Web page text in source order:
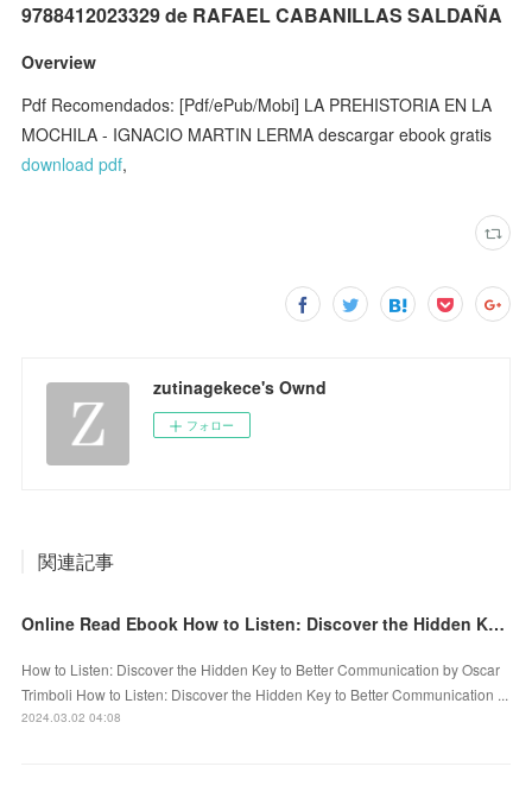
9788412023329 de RAFAEL CABANILLAS SALDAÑA
Overview
Pdf Recomendados: [Pdf/ePub/Mobi] LA PREHISTORIA EN LA
MOCHILA - IGNACIO MARTIN LERMA descargar ebook gratis
download pdf,
zutinagekece's Ownd
フォロー
関連記事
Online Read Ebook How to Listen: Discover the Hidden Key to Better Communication by Oscar Trimboli
How to Listen: Discover the Hidden Key to Better Communication by Oscar
Trimboli How to Listen: Discover the Hidden Key to Better Communication ...
2024.03.02 04:08